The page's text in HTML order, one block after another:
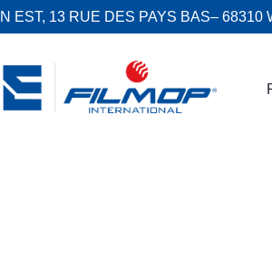
EST, 13 RUE DES PAYS BAS– 68310